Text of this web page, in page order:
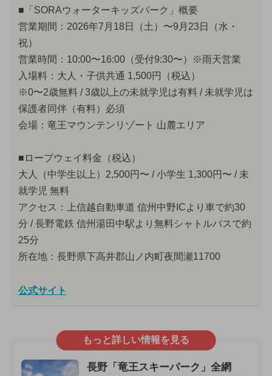
■「SORAウォーターキッズパーク」概要
営業期間：2026年7月18日（土）〜9月23日（水・
祝）
営業時間：10:00〜16:00（受付9:30〜）※雨天営業
入場料：大人・子供共通 1,500円（税込）
※0〜2歳無料 / 3歳以上の未就学児は有料 / 未就学児は
保護者同伴（有料）必須
会場：竜王マウンテンリゾート 山麓エリア
■ロープウェイ料金（税込）
大人（中学生以上）2,500円〜 / 小学生 1,300円〜 / 未
就学児 無料
アクセス：上信越自動車道 信州中野ICより車で約30
分 / 長野電鉄 信州湯田中駅より無料シャトルバスで約
25分
所在地：長野県下高井郡山ノ内町夜間瀬11700
公式サイト
もっと詳しい情報を見る
長野「竜王スキーパーク」全網